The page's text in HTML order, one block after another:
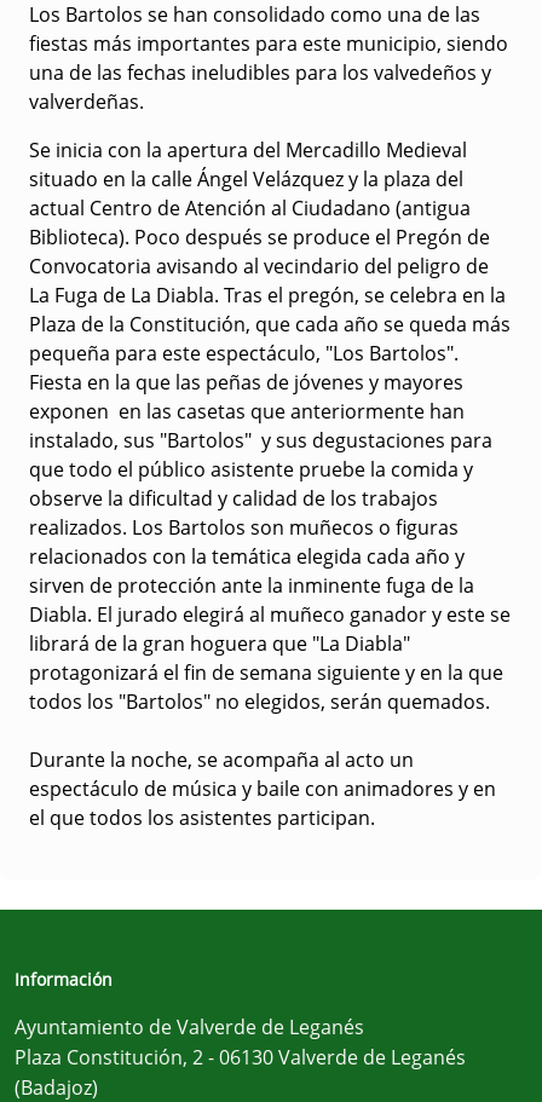
Los Bartolos se han consolidado como una de las
fiestas más importantes para este municipio, siendo
una de las fechas ineludibles para los valvedeños y
valverdeñas.
Se inicia con la apertura del Mercadillo Medieval
situado en la calle Ángel Velázquez y la plaza del
actual Centro de Atención al Ciudadano (antigua
Biblioteca). Poco después se produce el Pregón de
Convocatoria avisando al vecindario del peligro de
La Fuga de La Diabla. Tras el pregón, se celebra en la
Plaza de la Constitución, que cada año se queda más
pequeña para este espectáculo, "Los Bartolos".
Fiesta en la que las peñas de jóvenes y mayores
exponen en las casetas que anteriormente han
instalado, sus "Bartolos" y sus degustaciones para
que todo el público asistente pruebe la comida y
observe la dificultad y calidad de los trabajos
realizados. Los Bartolos son muñecos o figuras
relacionados con la temática elegida cada año y
sirven de protección ante la inminente fuga de la
Diabla. El jurado elegirá al muñeco ganador y este se
librará de la gran hoguera que "La Diabla"
protagonizará el fin de semana siguiente y en la que
todos los "Bartolos" no elegidos, serán quemados.
Durante la noche, se acompaña al acto un
espectáculo de música y baile con animadores y en
el que todos los asistentes participan.
Información
Ayuntamiento de Valverde de Leganés
Plaza Constitución, 2 - 06130 Valverde de Leganés
(Badajoz)